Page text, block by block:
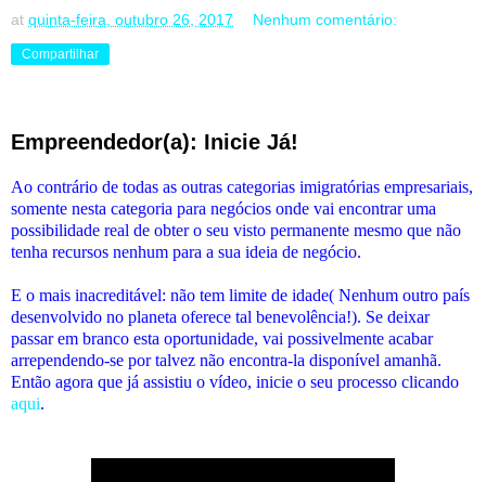
at quinta-feira, outubro 26, 2017 Nenhum comentário:
Compartilhar
Empreendedor(a): Inicie Já!
Ao contrário de todas as outras categorias imigratórias empresariais,
somente nesta categoria para negócios onde vai encontrar uma
possibilidade real de obter o seu visto permanente mesmo que não
tenha recursos nenhum para a sua ideia de negócio.
E o mais inacreditável: não tem limite de idade( Nenhum outro país
desenvolvido no planeta oferece tal benevolência!). Se deixar
passar em branco esta oportunidade, vai possivelmente acabar
arrependendo-se por talvez não encontra-la disponível amanhã.
Então agora que já assistiu o vídeo, inicie o seu processo clicando
aqui.